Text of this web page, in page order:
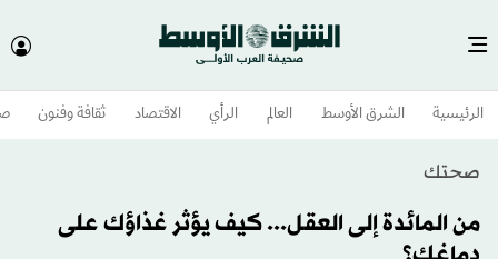
الرئيسية الشرق الأوسط​ العالم الرأي الاقتصاد ثقافة وفنون
صحتك
من المائدة إلى العقل... كيف يؤثر غذاؤك على